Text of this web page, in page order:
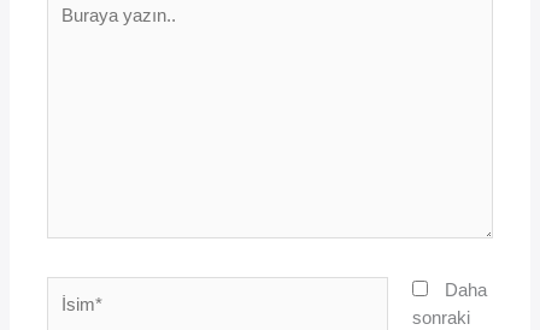
yazın..
Daha
sonraki